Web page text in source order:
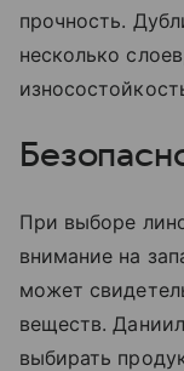
прочность.
несколько
При выборе
внимание на
может
веществ.
выбирать